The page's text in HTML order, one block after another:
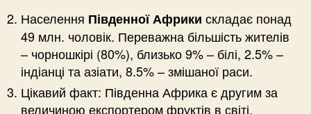
Населення Південної Африки складає понад
49 млн. чоловік. Переважна більшість жителів
– чорношкірі (80%), близько 9% – білі, 2.5% –
індіанці та азіати, 8.5% – змішаної раси.
Цікавий факт: Південна Африка є другим за
величиною експортером фруктів в світі.